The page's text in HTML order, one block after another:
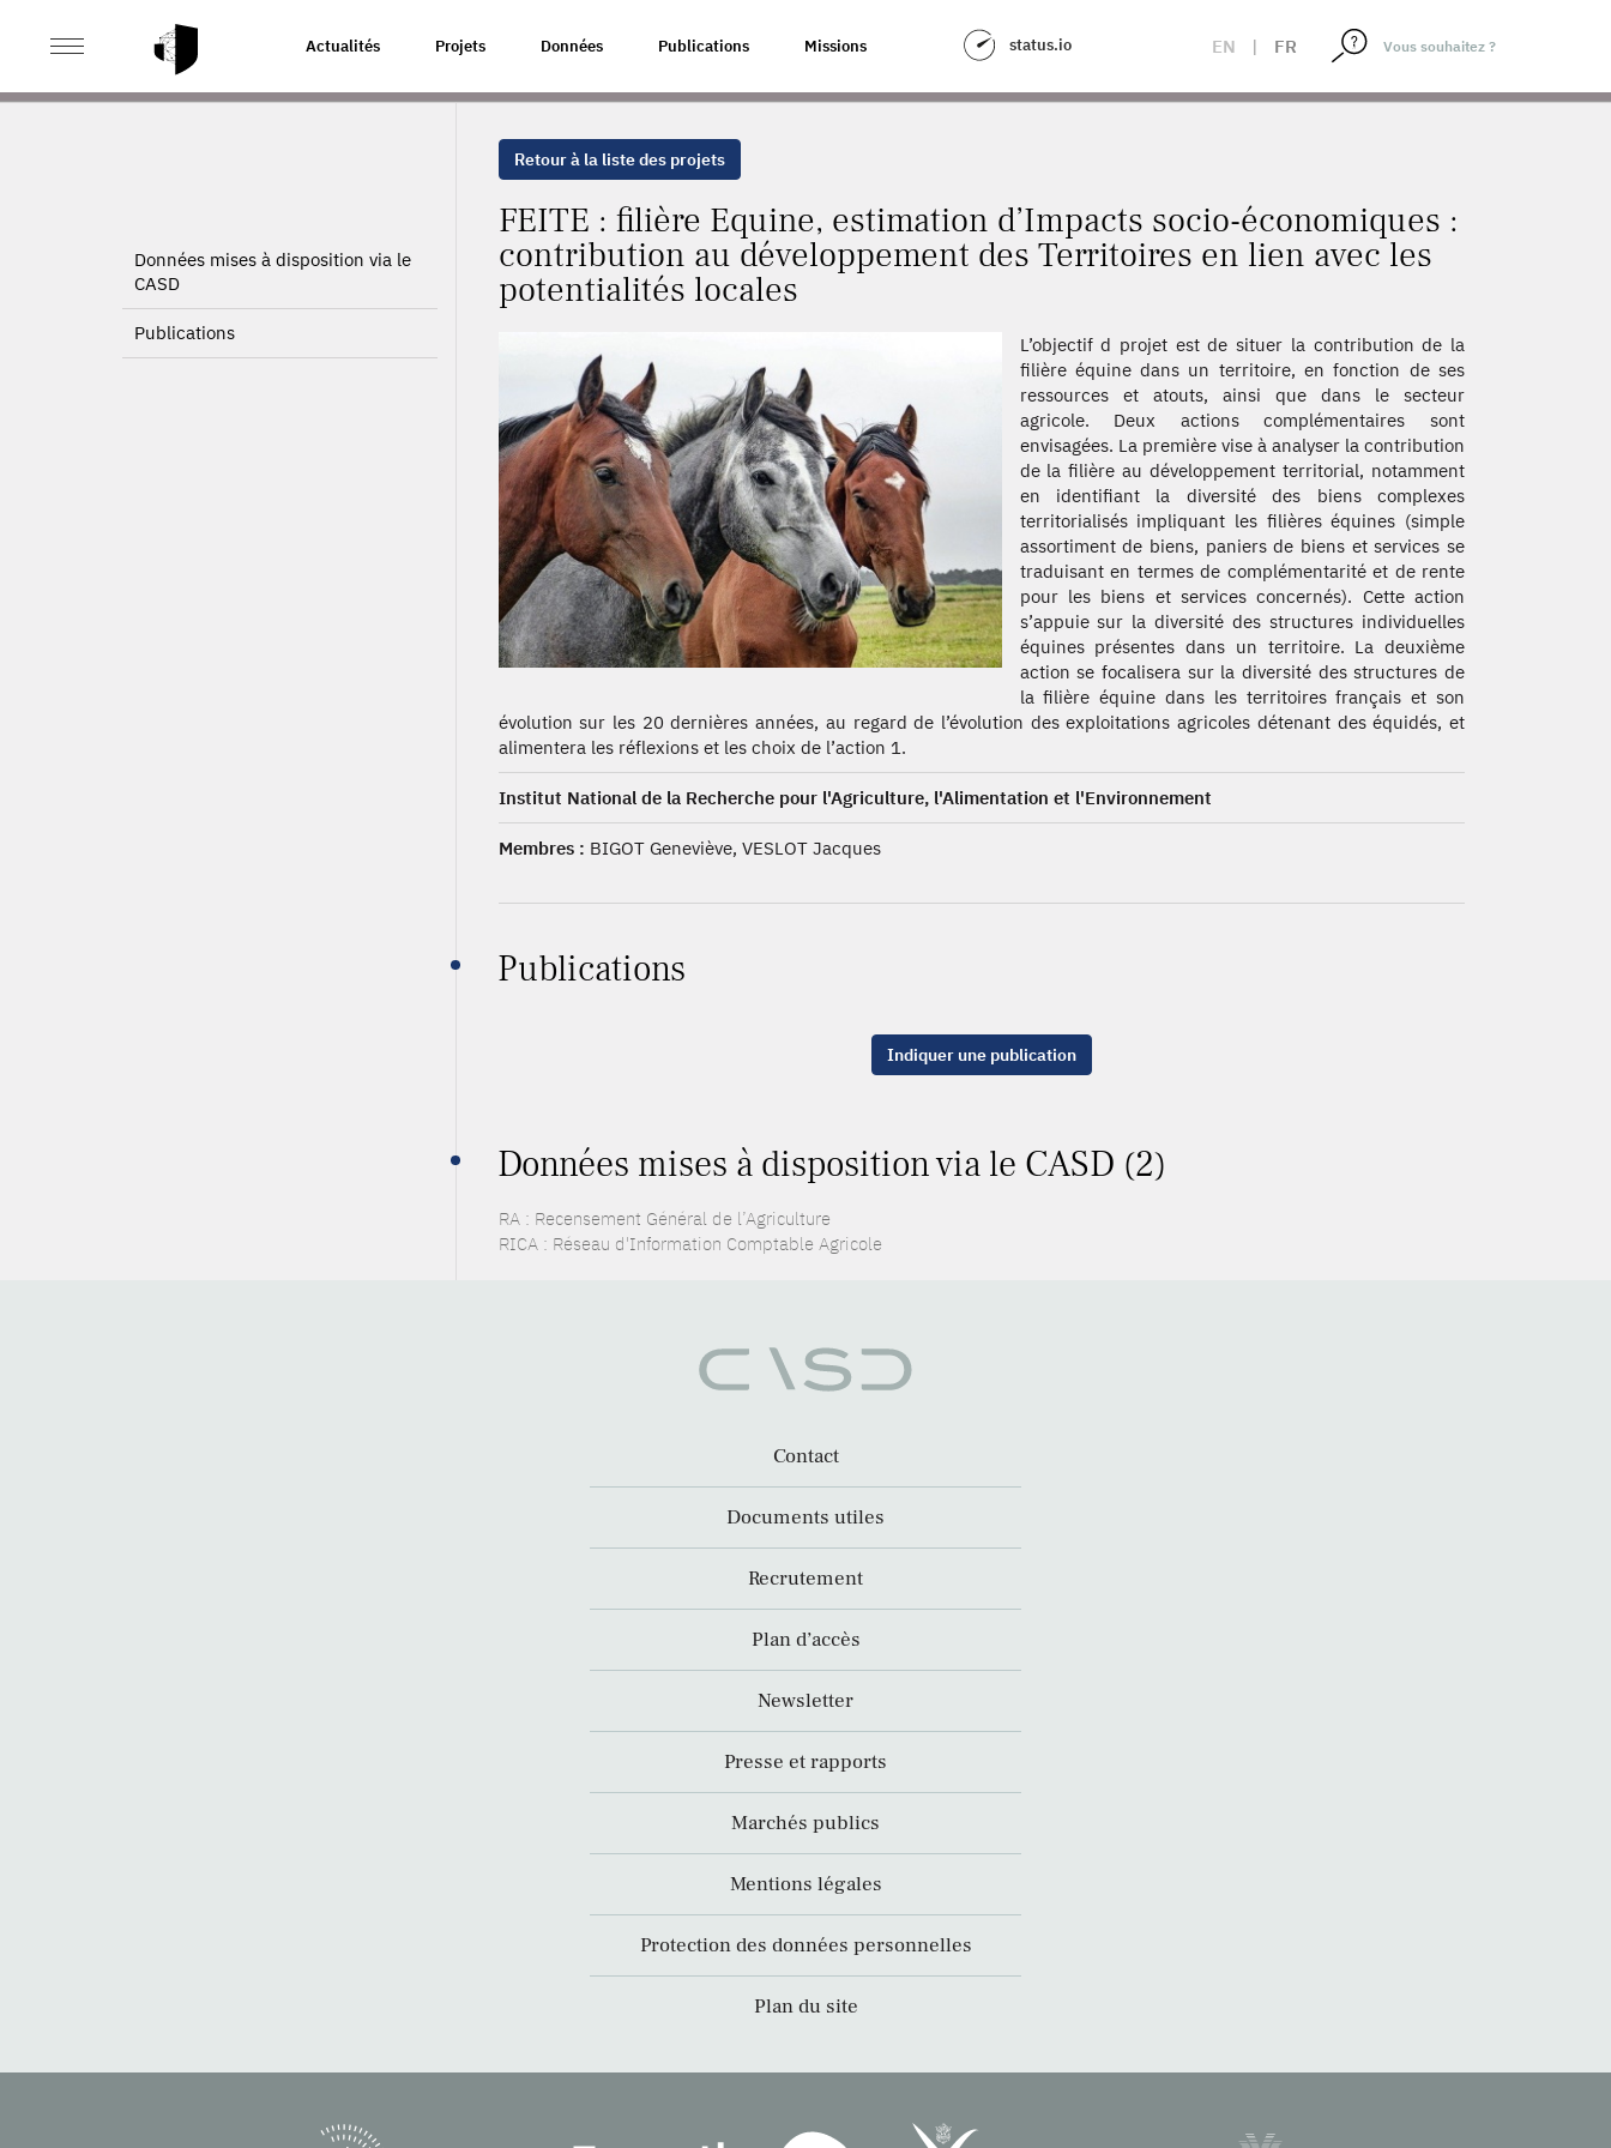
Actualités Projets Données Publications Missions status.io EN | FR
ACCUEIL
FEITE : FILIÈRE EQUINE, ESTIMATION D’IMPACTS SOCIO-ÉCONOMIQUES : CONTRIBUTION AU DÉVELOPPEMENT DES TERRITOIRES EN LIEN AVEC LES
POTENTIALITÉS LOCALES
Données mises à disposition via le
CASD
Publications
Retour à la liste des projets
FEITE : filière Equine, estimation d’Impacts socio-économiques :
contribution au développement des Territoires en lien avec les
potentialités locales
L’objectif d projet est de situer la contribution de la
filière équine dans un territoire, en fonction de ses
ressources et atouts, ainsi que dans le secteur
agricole. Deux actions complémentaires sont
envisagées. La première vise à analyser la contribution
de la filière au développement territorial, notamment
en identifiant la diversité des biens complexes
territorialisés impliquant les filières équines (simple
assortiment de biens, paniers de biens et services se
traduisant en termes de complémentarité et de rente
pour les biens et services concernés). Cette action
s’appuie sur la diversité des structures individuelles
équines présentes dans un territoire. La deuxième
action se focalisera sur la diversité des structures de
la filière équine dans les territoires français et son
évolution sur les 20 dernières années, au regard de l’évolution des exploitations agricoles détenant des équidés, et
alimentera les réflexions et les choix de l’action 1.
Institut National de la Recherche pour l'Agriculture, l'Alimentation et l'Environnement
Membres : BIGOT Geneviève, VESLOT Jacques
Publications
Indiquer une publication
Données mises à disposition via le CASD (2)
RA : Recensement Général de l’Agriculture
RICA : Réseau d'Information Comptable Agricole
Contact
Documents utiles
Recrutement
Plan d’accès
Newsletter
Presse et rapports
Marchés publics
Mentions légales
Protection des données personnelles
Plan du site